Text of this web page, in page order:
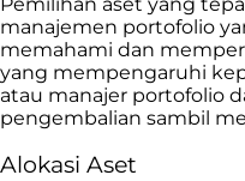
manajemen portofolio
memahami dan
yang mempengaruhi
atau manajer portofolio
pengembalian sambil
Alokasi Aset